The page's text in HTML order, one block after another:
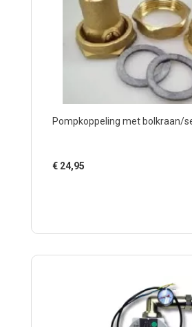
Pompkoppeling met bolkraan/
€ 24,95